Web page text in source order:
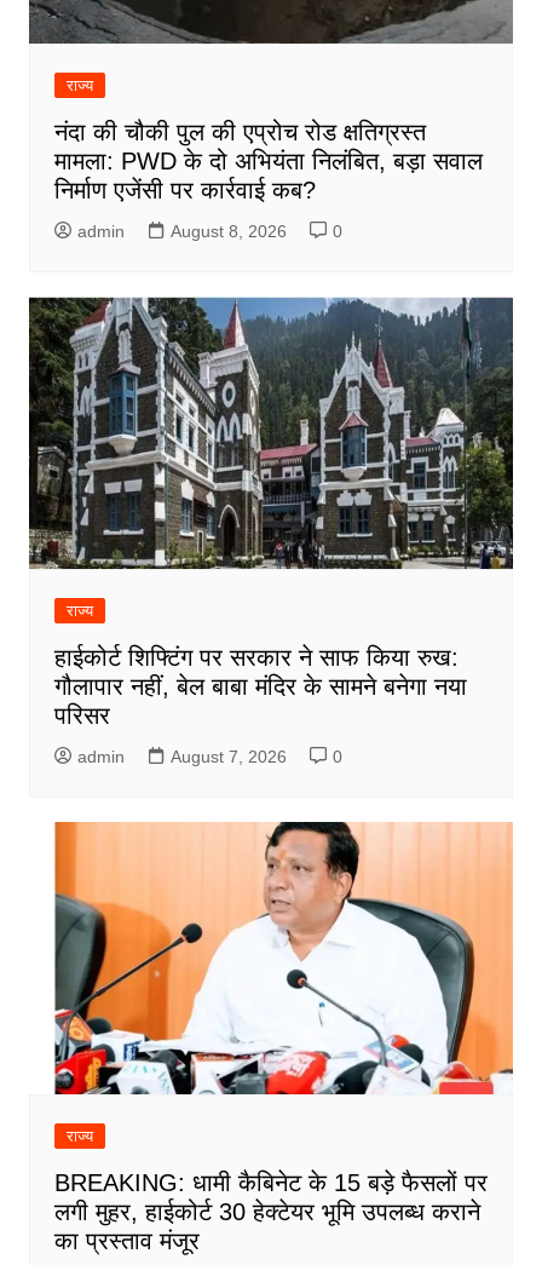
राज्य
नंदा की चौकी पुल की एप्रोच रोड क्षतिग्रस्त
मामला: PWD के दो अभियंता निलंबित, बड़ा सवाल
निर्माण एजेंसी पर कार्रवाई कब?
admin August 8, 2026 0
राज्य
हाईकोर्ट शिफ्टिंग पर सरकार ने साफ किया रुख:
गौलापार नहीं, बेल बाबा मंदिर के सामने बनेगा नया
परिसर
admin August 7, 2026 0
राज्य
BREAKING: धामी कैबिनेट के 15 बड़े फैसलों पर
लगी मुहर, हाईकोर्ट 30 हेक्टेयर भूमि उपलब्ध कराने
का प्रस्ताव मंजूर